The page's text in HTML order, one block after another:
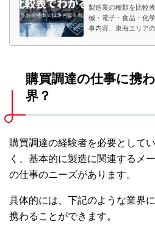
製造業の種類を比較
械・電子・食品・化
事内容、東海エリア
購買調達の仕事に携
界？
購買調達の経験者を必要として
く、基本的に製造に関連するメ
の仕事のニーズがあります。
具体的には、下記のような業界
携わることができます。